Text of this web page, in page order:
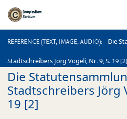
REFERENCE (TEXT, IMAGE, AUDIO) Die
Stadtschreibers Jörg Vögeli, Nr. 9, S. 19 [2]
REFERENCE (TEXT, IMAGE,
Die
Stadtschreibers Jörg
19 [2]